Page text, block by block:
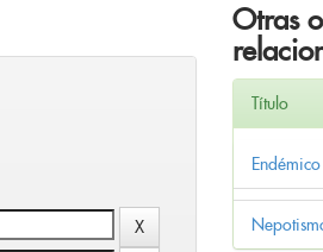
Otras
Título
Endémico